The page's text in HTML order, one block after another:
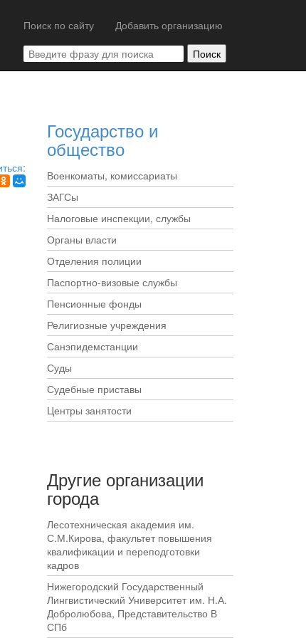
Поиск по сайту Добавить организацию
Государство и
общество
Военкоматы, комиссариаты
ЗАГСы
Налоговые инспекции, службы
Органы власти
Отделения полиции
Паспортно-визовые службы
Пенсионные фонды
Религиозные учреждения
Санэпидемстанции
Суды
Судебные приставы
Центры занятости
Другие организации
города
Лесотехническая академия им.
С.М.Кирова, факультет повышения
квалификации и переподготовки
кадров
Нижегородский Государственный
Лингвистический Университет им. Н.А.
Добролюбова, Представительство В
СПб